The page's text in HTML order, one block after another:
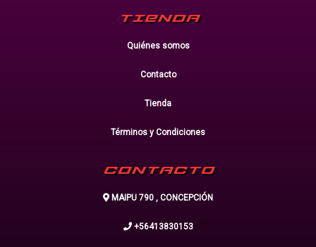
TIENDA
Quiénes somos
Contacto
Tienda
Términos y Condiciones
CONTACTO
MAIPU 790 , CONCEPCIÓN
+56413830153